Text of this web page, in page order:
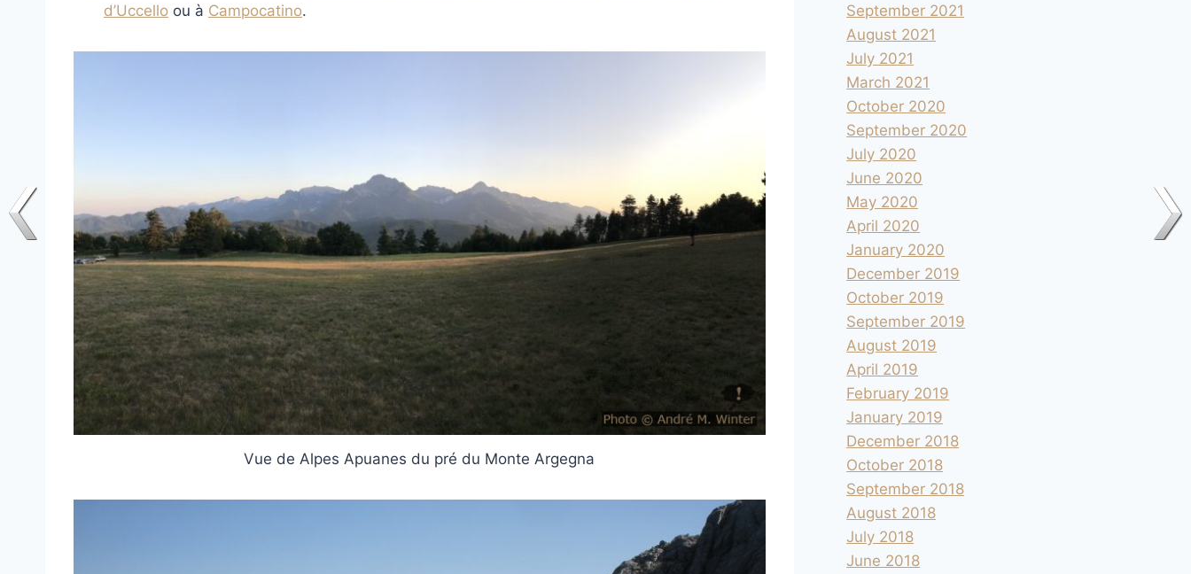
d’Uccello ou à Campocatino.
Vue de Alpes Apuanes du pré du Monte Argegna
September 2021
August 2021
July 2021
March 2021
October 2020
September 2020
July 2020
June 2020
May 2020
April 2020
January 2020
December 2019
October 2019
September 2019
August 2019
April 2019
February 2019
January 2019
December 2018
October 2018
September 2018
August 2018
July 2018
June 2018